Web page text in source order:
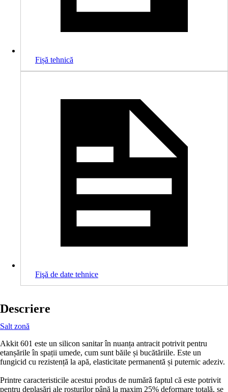
Fișă tehnică
Fişă de date tehnice
Descriere
Salt zonă
Akkit 601 este un silicon sanitar în nuanța antracit potrivit pentru
etanșările în spații umede, cum sunt băile și bucătăriile. Este un
fungicid cu rezistență la apă, elasticitate permanentă și puternic adeziv.
Printre caracteristicile acestui produs de numără faptul că este potrivit
pentru deplasări ale rosturilor până la maxim 25% deformare totală, se